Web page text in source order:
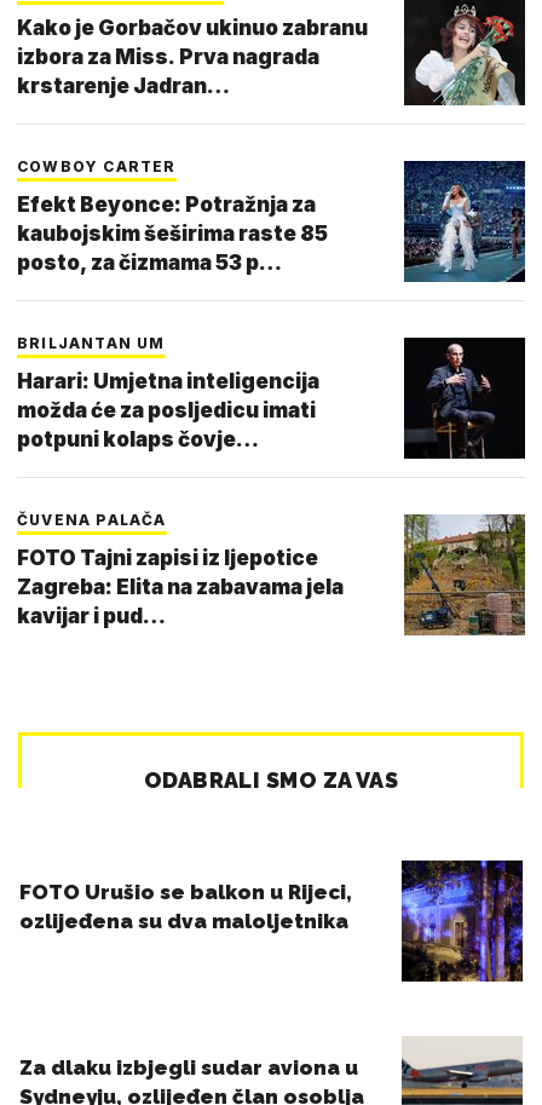
Kako je Gorbačov ukinuo zabranu
izbora za Miss. Prva nagrada
krstarenje Jadran…
COWBOY CARTER
Efekt Beyonce: Potražnja za
kaubojskim šeširima raste 85
posto, za čizmama 53 p…
BRILJANTAN UM
Harari: Umjetna inteligencija
možda će za posljedicu imati
potpuni kolaps čovje…
ČUVENA PALAČA
FOTO Tajni zapisi iz ljepotice
Zagreba: Elita na zabavama jela
kavijar i pud…